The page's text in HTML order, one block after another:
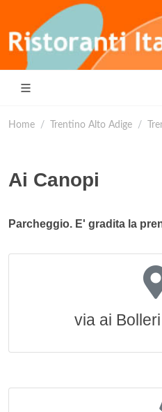
Home Trentino Alto Adige
Ai Canopi
Parcheggio. E' gradita la
via ai